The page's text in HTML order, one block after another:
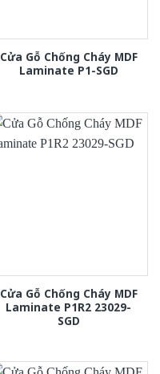
Cửa Gỗ Chống Cháy MDF
Laminate P1-SGD
Cửa Gỗ Chống Cháy MDF
Laminate P1R2 23029-
SGD